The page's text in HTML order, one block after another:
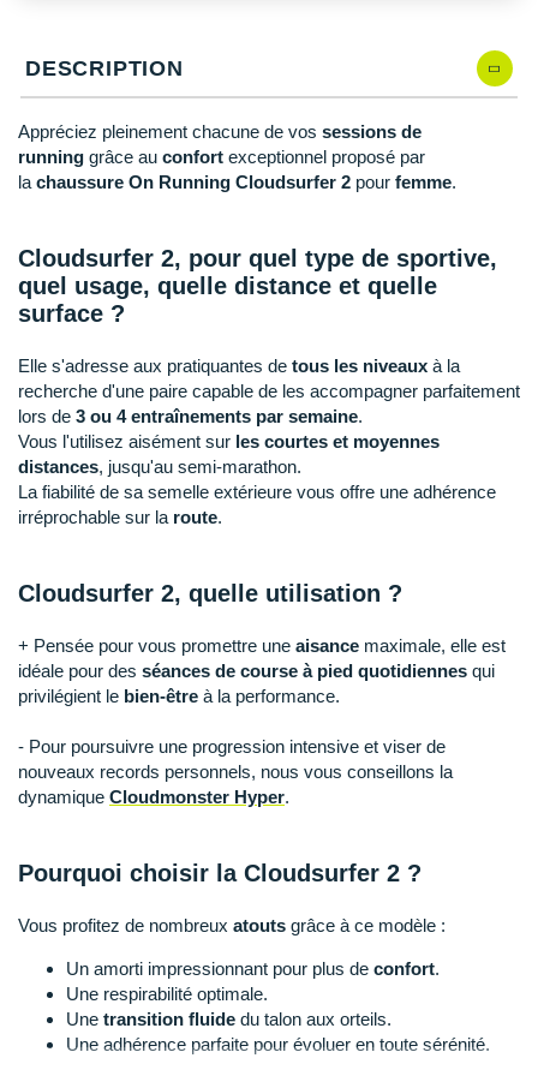
DESCRIPTION
Appréciez pleinement chacune de vos sessions de
running grâce au confort exceptionnel proposé par
la chaussure On Running Cloudsurfer 2 pour femme.
Cloudsurfer 2, pour quel type de sportive,
quel usage, quelle distance et quelle
surface ?
Elle s'adresse aux pratiquantes de tous les niveaux à la
recherche d'une paire capable de les accompagner parfaitement
lors de 3 ou 4 entraînements par semaine.
Vous l'utilisez aisément sur les courtes et moyennes
distances, jusqu'au semi-marathon.
La fiabilité de sa semelle extérieure vous offre une adhérence
irréprochable sur la route.
Cloudsurfer 2, quelle utilisation ?
+ Pensée pour vous promettre une aisance maximale, elle est
idéale pour des séances de course à pied quotidiennes qui
privilégient le bien-être à la performance.
- Pour poursuivre une progression intensive et viser de
nouveaux records personnels, nous vous conseillons la
dynamique Cloudmonster Hyper.
Pourquoi choisir la Cloudsurfer 2 ?
Vous profitez de nombreux atouts grâce à ce modèle :
Un amorti impressionnant pour plus de confort.
Une respirabilité optimale.
Une transition fluide du talon aux orteils.
Une adhérence parfaite pour évoluer en toute sérénité.
DÉSTOCKAGE
+ Voir tous les accessoires
NNormal
Odlo
Orca
OVERSTIMS
Petzl
Polar
Puma
Reebok
Salomon
Saucony
Saxx
Scarpa
Shokz
Sidas
Smoon
Speedo